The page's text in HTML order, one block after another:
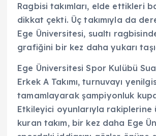
Ragbisi takımları, elde ettikleri
dikkat çekti. Üç takımıyla da
Ege Üniversitesi, sualtı
grafiğini bir kez daha yukarı
Ege Üniversitesi Spor Kulübü
Erkek A Takımı, turnuvayı
tamamlayarak şampiyonluk
Etkileyici oyunlarıyla rakiplerine
kuran takım, bir kez daha Ege